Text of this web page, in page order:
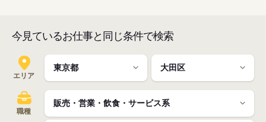
今見ているお仕事と同じ条件で検索
エリア
職種